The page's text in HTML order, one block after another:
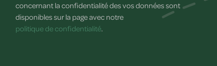
concernant la confidentialité des vos données sont
disponibles sur la page avec notre
politique de confidentialité.